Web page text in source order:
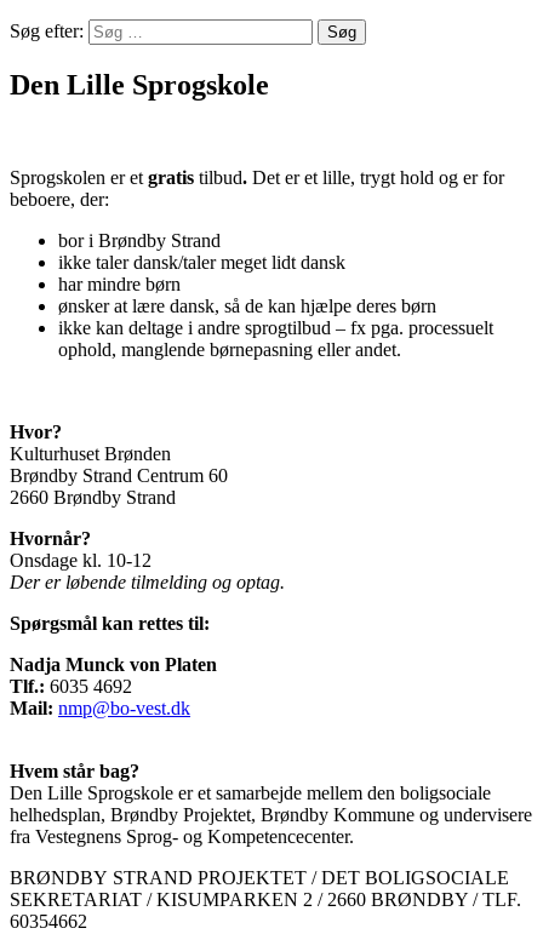
Søg efter:
Den Lille Sprogskole
Sprogskolen er et gratis tilbud. Det er et lille, trygt hold og er for
beboere, der:
bor i Brøndby Strand
ikke taler dansk/taler meget lidt dansk
har mindre børn
ønsker at lære dansk, så de kan hjælpe deres børn
ikke kan deltage i andre sprogtilbud – fx pga. processuelt
ophold, manglende børnepasning eller andet.
Hvor?
Kulturhuset Brønden
Brøndby Strand Centrum 60
2660 Brøndby Strand
Hvornår?
Onsdage kl. 10-12
Der er løbende tilmelding og optag.
Spørgsmål kan rettes til:
Nadja Munck von Platen
Tlf.: 6035 4692
Mail: nmp@bo-vest.dk
Hvem står bag?
Den Lille Sprogskole er et samarbejde mellem den boligsociale
helhedsplan, Brøndby Projektet, Brøndby Kommune og undervisere
fra Vestegnens Sprog- og Kompetencecenter.
BRØNDBY STRAND PROJEKTET / DET BOLIGSOCIALE
SEKRETARIAT / KISUMPARKEN 2 / 2660 BRØNDBY / TLF.
60354662